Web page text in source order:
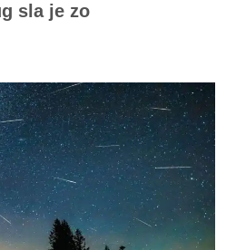
sla je zo